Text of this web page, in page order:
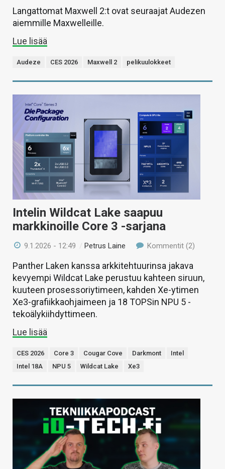
Langattomat Maxwell 2:t ovat seuraajat Audezen
aiemmille Maxwelleille.
Lue lisää
Audeze CES 2026 Maxwell 2 pelikuulokkeet
Intelin Wildcat Lake saapuu
markkinoille Core 3 -sarjana
9.1.2026 - 12:49 / Petrus Laine Kommentit (2)
Panther Laken kanssa arkkitehtuurinsa jakava
kevyempi Wildcat Lake perustuu kahteen siruun,
kuuteen prosessoriytimeen, kahden Xe-ytimen
Xe3-grafiikkaohjaimeen ja 18 TOPSin NPU 5 -
tekoälykiihdyttimeen.
Lue lisää
CES 2026 Core 3 Cougar Cove Darkmont
Intel
Intel 18A
NPU 5 Wildcat Lake Xe3